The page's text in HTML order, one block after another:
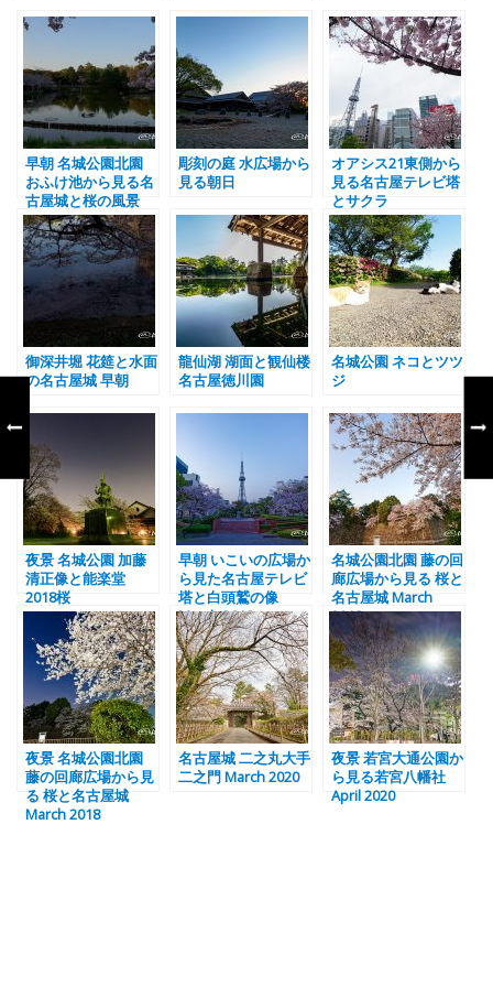
早朝 名城公園北園
おふけ池から見る名
古屋城と桜の風景
彫刻の庭 水広場から
見る朝日
オアシス21東側から
見る名古屋テレビ塔
とサクラ
御深井堀 花筵と水面
の名古屋城 早朝
龍仙湖 湖面と観仙楼
名古屋徳川園
名城公園 ネコとツツ
ジ
夜景 名城公園 加藤
清正像と能楽堂
2018桜
早朝 いこいの広場か
ら見た名古屋テレビ
塔と白頭鷲の像
March 2018
名城公園北園 藤の回
廊広場から見る 桜と
名古屋城 March
2018
夜景 名城公園北園
藤の回廊広場から見
る 桜と名古屋城
March 2018
名古屋城 二之丸大手
二之門 March 2020
夜景 若宮大通公園か
ら見る若宮八幡社
April 2020